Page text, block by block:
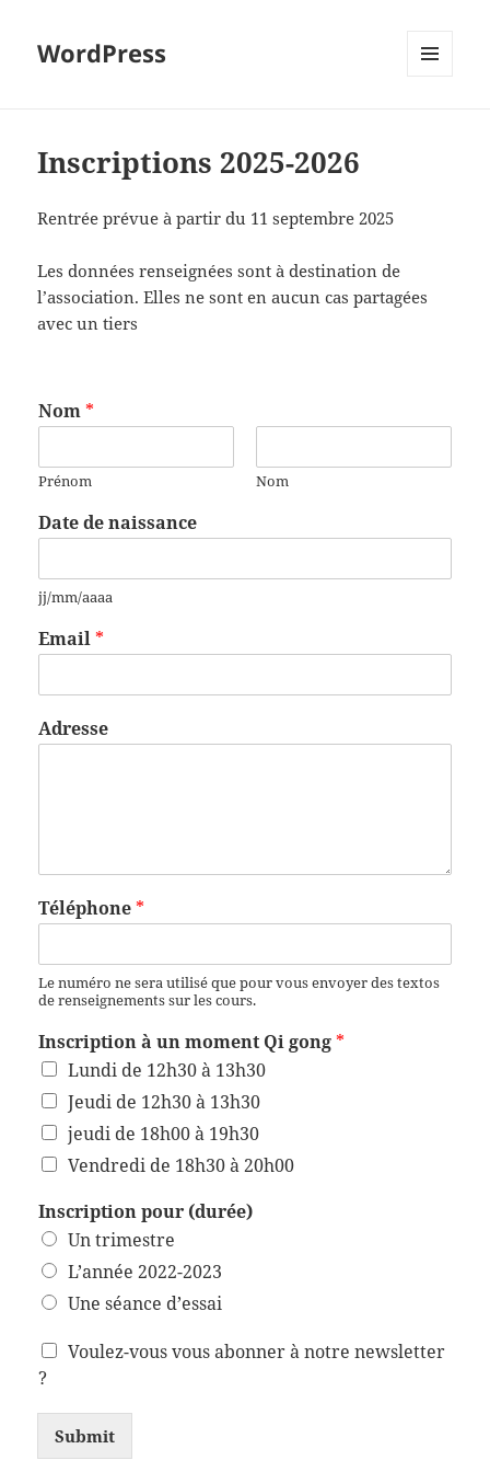
WordPress
Inscriptions 2025-2026
Rentrée prévue à partir du 11 septembre 2025
Les données renseignées sont à destination de
l’association. Elles ne sont en aucun cas partagées
avec un tiers
Nom *
Prénom Nom
Date de naissance
jj/mm/aaaa
Email *
Adresse
Téléphone *
Le numéro ne sera utilisé que pour vous envoyer des textos
de renseignements sur les cours.
Inscription à un moment Qi gong *
Lundi de 12h30 à 13h30
Jeudi de 12h30 à 13h30
jeudi de 18h00 à 19h30
Vendredi de 18h30 à 20h00
Inscription pour (durée)
Un trimestre
L’année 2022-2023
Une séance d’essai
Voulez-vous vous abonner à notre newsletter
?
Submit